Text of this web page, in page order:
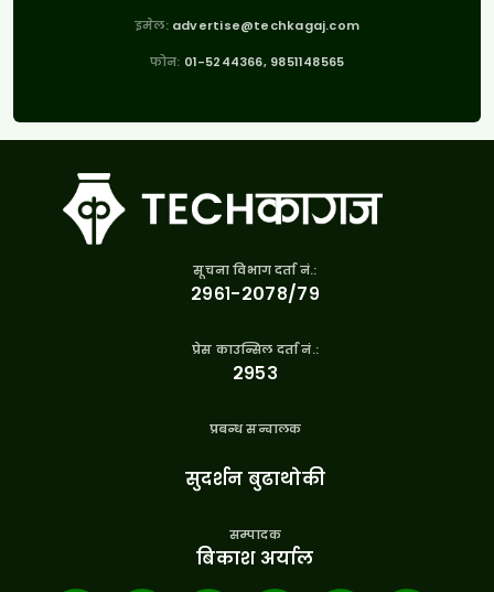
इमेल: advertise@techkagaj.com
फोन: 01-5244366, 9851148565
सूचना विभाग दर्ता नं.:
२९६१-२०७८/७९
प्रेस काउन्सिल दर्ता नं.:
२९५३
प्रबन्ध सन्चालक
सुदर्शन बुढाथोकी
सम्पादक
बिकाश अर्याल